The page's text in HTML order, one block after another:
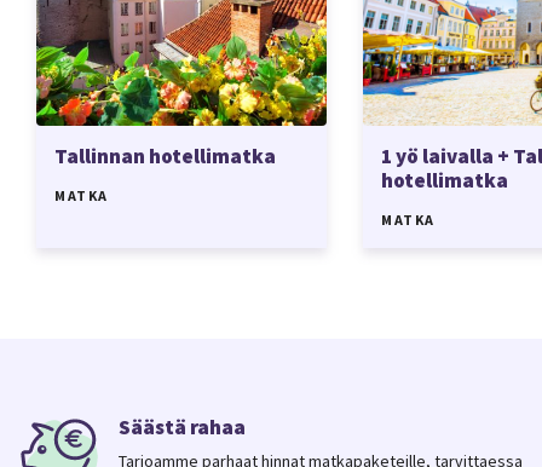
Tallinnan hotellimatka
MATKA
1 yö laivalla +
hotellimatka
MATKA
Säästä rahaa
Tarjoamme parhaat hinnat matkapaketeille, tarvittaessa